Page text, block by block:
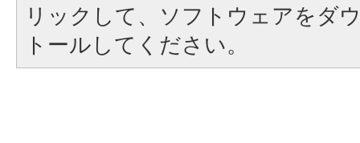
リックして、ソフトウェアをダ
トールしてください。